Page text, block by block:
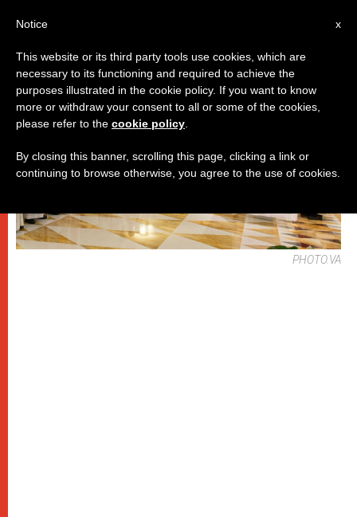
PAPI
PHOTO.VA
x
Notice
This website or its third party tools use cookies, which are
necessary to its functioning and required to achieve the
purposes illustrated in the cookie policy. If you want to know
more or withdraw your consent to all or some of the cookies,
please refer to the cookie policy
By closing this banner, scrolling this page, clicking a link or
continuing to browse otherwise, you agree to the use of cookies.